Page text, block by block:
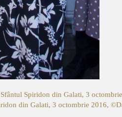
Spiridon din Galati, 3
din Galati, 3 octombrie 2016,